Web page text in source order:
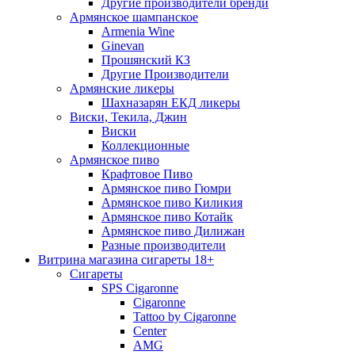
Другие производители бренди
Армянское шампанское
Armenia Wine
Ginevan
Прошянский КЗ
Другие Производители
Армянские ликеры
Шахназарян ЕКД ликеры
Виски, Текила, Джин
Виски
Коллекционные
Армянское пиво
Крафтовое Пиво
Армянское пиво Гюмри
Армянское пиво Киликия
Армянское пиво Котайк
Армянское пиво Дилижан
Разные производители
Витрина магазина сигареты 18+
Cигареты
SPS Cigaronne
Сigaronne
Tattoo by Cigaronne
Center
AMG